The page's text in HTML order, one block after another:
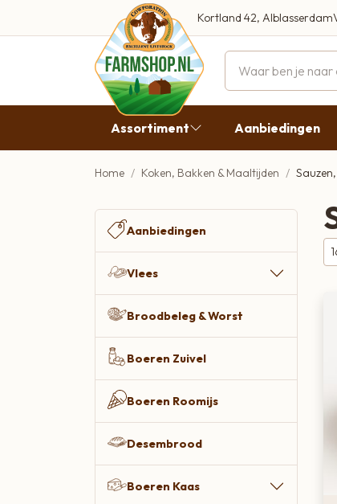
Kortland 42, Alblasserdam
Assortiment
Vlees
Broodbeleg & Worst
Boeren Roomijs
Desembrood
Boeren Kaas
Cadeau
Dranken
Aanbiedingen
Home Koken, Bakken & Maaltijden
Aanbiedingen
Vlees
Broodbeleg & Worst
Boeren Zuivel
Boeren Roomijs
Desembrood
Boeren Kaas